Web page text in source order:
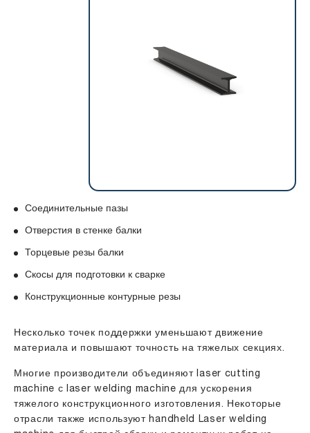
Соединительные пазы
Отверстия в стенке балки
Торцевые резы балки
Скосы для подготовки к сварке
Конструкционные контурные резы
Несколько точек поддержки уменьшают движение
материала и повышают точность на тяжелых секциях.
Многие производители объединяют laser cutting
machine с laser welding machine для ускорения
тяжелого конструкционного изготовления. Некоторые
отрасли также используют handheld Laser welding